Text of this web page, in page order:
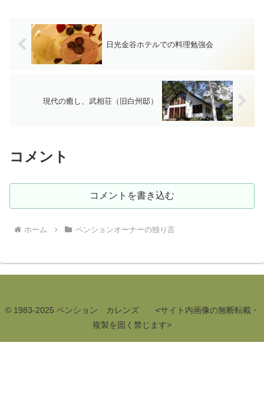
日光金谷ホテルでの料理勉強会
現代の癒し、武相荘（旧白州邸）
コメント
コメントを書き込む
ホーム ペンションオーナーの独り言
© 1983-2025 ペンション カレンズ <サイト内画像の無断転載・
複製を固く禁じます>